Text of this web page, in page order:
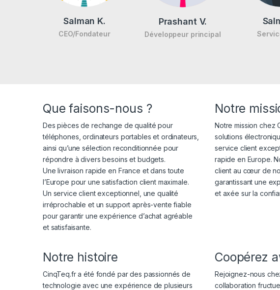
Salman K.
CEO/Fondateur
Prashant V.
Développeur principal
Que faisons-nous ?
Des pièces de rechange de qualité pour
téléphones, ordinateurs portables et ordinateurs,
ainsi qu’une sélection reconditionnée pour
répondre à divers besoins et budgets.
Une livraison rapide en France et dans toute
l’Europe pour une satisfaction client maximale.
Un service client exceptionnel, une qualité
irréprochable et un support après-vente fiable
pour garantir une expérience d’achat agréable
et satisfaisante.
Notre
Notre mission chez
solutions
service client
rapide en Europe.
client au cœur de
garantissant une
et axée sur la
Notre histoire
CinqTeq.fr a été fondé par des passionnés de
technologie avec une expérience de plusieurs
Coopérez
Rejoignez-nous
collaboration